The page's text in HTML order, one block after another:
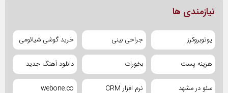
نیازمندی ها
یوتوبروکرز جراحی بینی خرید گوشی شیائومی
هزینه پست بخورات دانلود آهنگ جدید
سئو در مشهد نرم افزار CRM webone.co